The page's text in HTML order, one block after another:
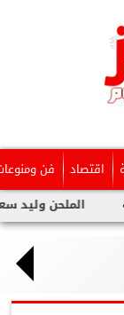
اقتصاد فن
سعد : أزمة تووليت